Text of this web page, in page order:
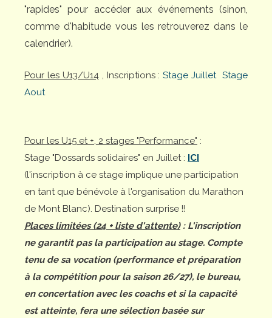
"rapides" pour accéder aux événements (sinon,
comme d'habitude vous les retrouverez dans le
calendrier).
Pour les U13/U14, Inscriptions :Stage Juillet Stage
Aout
Pour les U15 et +, 2 stages "Performance" :
Stage "Dossards solidaires" en Juillet : ICI
(l'inscription à ce stage implique une participation
en tant que bénévole à l'organisation du Marathon
de Mont Blanc). Destination surprise !!
Places limitées (24 + liste d'attente): L'inscription
ne garantit pas la participation au stage. Compte
tenu de sa vocation (performance et préparation
à la compétition pour la saison 26/27), le bureau,
en concertation avec les coachs et si la capacité
est atteinte, fera une sélection basée sur